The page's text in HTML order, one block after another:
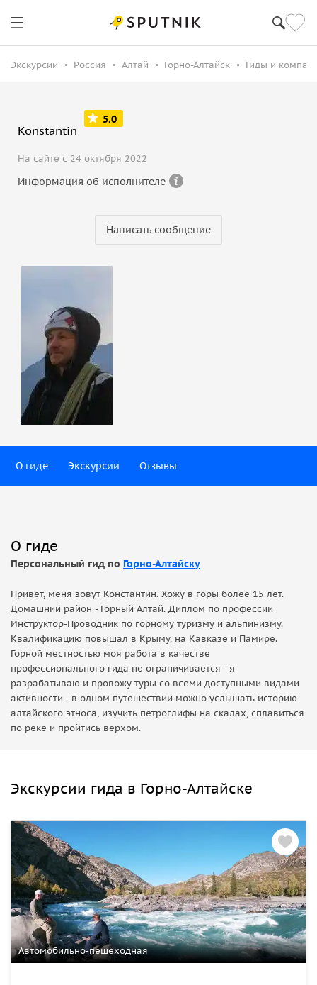
Экскурсии Россия Алтай Горно-Алтайск Гиды и
Konstantin
5.0
На сайте с 24 октября 2022
Информация об исполнителе
Написать сообщение
О гиде Экскурсии Отзывы
О гиде
Персональный гид по Горно-Алтайску
Привет, меня зовут Константин. Хожу в горы более 15 лет.
Домашний район - Горный Алтай. Диплом по профессии
Инструктор-Проводник по горному туризму и альпинизму.
Квалификацию повышал в Крыму, на Кавказе и Памире.
Горной местностью моя работа в качестве
профессионального гида не ограничивается - я
разрабатываю и провожу туры со всеми доступными видами
активности - в одном путешествии можно услышать историю
алтайского этноса, изучить петроглифы на скалах, сплавиться
по реке и пройтись верхом.
Экскурсии гида в Горно-Алтайске
Автомобильно-пешеходная